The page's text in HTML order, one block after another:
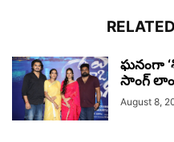
ఘనంగా
సాంగ్
August 8,